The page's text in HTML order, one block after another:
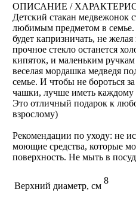
ОПИСАНИЕ /
Детский стакан медвежонок
любимым предметом в семье.
будет капризничать, не
прочное стекло останется
кипяток, и маленьким ручкам
веселая мордашка медведя
семье. И чтобы не бороться
чашки, лучше иметь
Это отличный подарок к
взрослому)
Рекомендации по уходу: не
моющие средства, которые
поверхность. Не мыть в
Верхний диаметр, см
8